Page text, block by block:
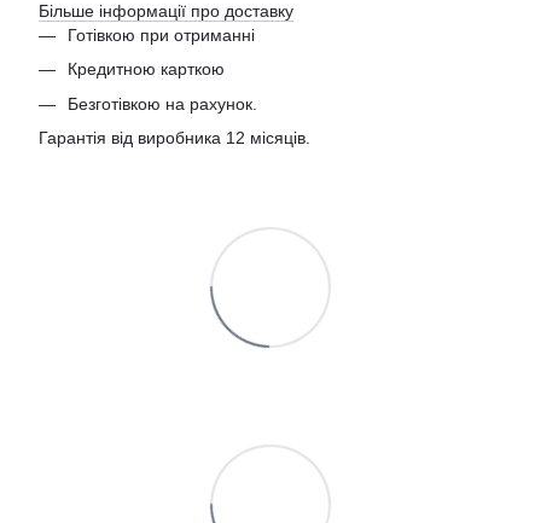
Більше інформації про доставку
Готівкою при отриманні
Кредитною карткою
Безготівкою на рахунок.
Гарантія від виробника 12 місяців.